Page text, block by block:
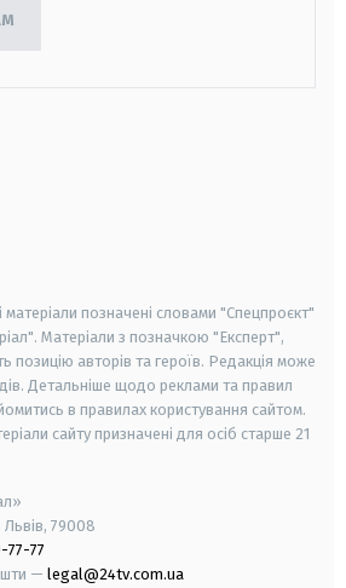
матеріали позначені словами "Спецпроєкт"
Матеріали з позначкою "Експерт",
позицію авторів та героїв. Редакція може
Детальніше щодо реклами та правил
в правилах користування сайтом.
сайту призначені для осіб старше 21
Львів, 79008
77-77
— legal@24tv.com.ua